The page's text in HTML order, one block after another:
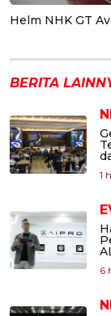
Helm NHK GT
BERITA
1
6